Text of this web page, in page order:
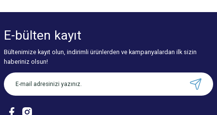
E-bülten kayıt
Bültenimize kayıt olun, indirimli ürünlerden ve kampanyalardan ilk sizin
haberiniz olsun!